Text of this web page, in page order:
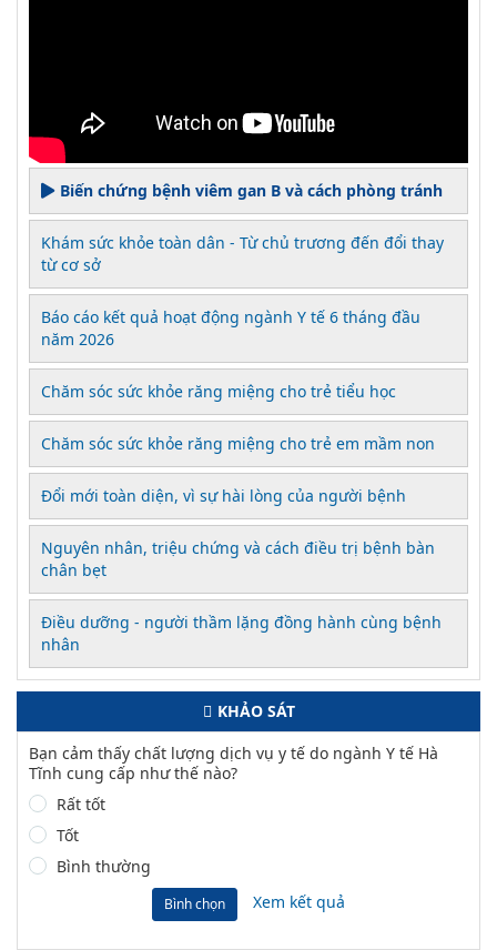
Biến chứng bệnh viêm gan B và cách phòng tránh
Khám sức khỏe toàn dân - Từ chủ trương đến đổi thay
từ cơ sở
Báo cáo kết quả hoạt động ngành Y tế 6 tháng đầu
năm 2026
Chăm sóc sức khỏe răng miệng cho trẻ tiểu học
Chăm sóc sức khỏe răng miệng cho trẻ em mầm non
Đổi mới toàn diện, vì sự hài lòng của người bệnh
Nguyên nhân, triệu chứng và cách điều trị bệnh bàn
chân bẹt
Điều dưỡng - người thầm lặng đồng hành cùng bệnh
nhân
KHẢO SÁT
Bạn cảm thấy chất lượng dịch vụ y tế do ngành Y tế Hà
Tĩnh cung cấp như thế nào?
Rất tốt
Tốt
Bình thường
Bình chọn Xem kết quả